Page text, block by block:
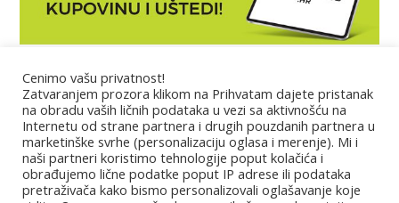
Marketing
Impressum
Uslovi korišćenja
Cenimo vašu privatnost!
Zatvaranjem prozora klikom na Prihvatam dajete pristanak
na obradu vaših ličnih podataka u vezi sa aktivnošću na
Internetu od strane partnera i drugih pouzdanih partnera u
marketinške svrhe (personalizaciju oglasa i merenje). Mi i
naši partneri koristimo tehnologije poput kolačića i
obrađujemo lične podatke poput IP adrese ili podataka
pretraživača kako bismo personalizovali oglašavanje koje